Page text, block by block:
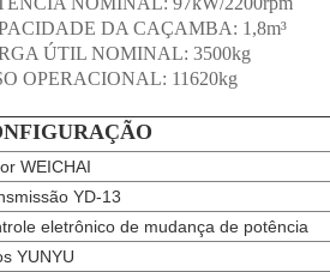
DA CAÇAMBA: 1,8m³
ÚTIL NOMINAL: 3500kg
OPERACIONAL: 11620kg
WEICHAI
YD-13
eletrônico de mudança de potência
YUNYU